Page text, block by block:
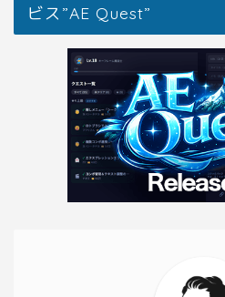
ビス”AE Quest”